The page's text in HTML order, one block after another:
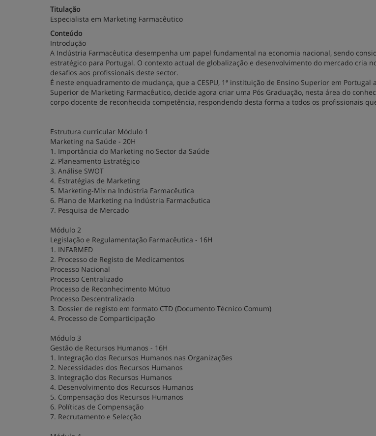
Titulação
Especialista em Marketing Farmacêutico
Conteúdo
Introdução
A Indústria Farmacêutica desempenha um papel fundamental na economia nacional, sendo
estratégico para Portugal. O contexto actual de globalização e desenvolvimento do mercado cria
desafios aos profissionais deste sector.
É neste enquadramento de mudança, que a CESPU, 1ª instituição de Ensino Superior em Portugal
Superior de Marketing Farmacêutico, decide agora criar uma Pós Graduação, nesta área do
corpo docente de reconhecida competência, respondendo desta forma a todos os profissionais
Estrutura curricular Módulo 1
Marketing na Saúde - 20H
1. Importância do Marketing no Sector da Saúde
2. Planeamento Estratégico
3. Análise SWOT
4. Estratégias de Marketing
5. Marketing-Mix na Indústria Farmacêutica
6. Plano de Marketing na Indústria Farmacêutica
7. Pesquisa de Mercado
Módulo 2
Legislação e Regulamentação Farmacêutica - 16H
1. INFARMED
2. Processo de Registo de Medicamentos
Processo Nacional
Processo Centralizado
Processo de Reconhecimento Mútuo
Processo Descentralizado
3. Dossier de registo em formato CTD (Documento Técnico Comum)
4. Processo de Comparticipação
Módulo 3
Gestão de Recursos Humanos - 16H
1. Integração dos Recursos Humanos nas Organizações
2. Necessidades dos Recursos Humanos
3. Integração dos Recursos Humanos
4. Desenvolvimento dos Recursos Humanos
5. Compensação dos Recursos Humanos
6. Políticas de Compensação
7. Recrutamento e Selecção